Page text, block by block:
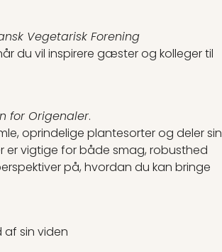
Vegetarisk Forening
du vil inspirere gæster og kolleger til
for Origenaler.
oprindelige plantesorter og deler sin
er vigtige for både smag, robusthed
på, hvordan du kan bringe
sin viden